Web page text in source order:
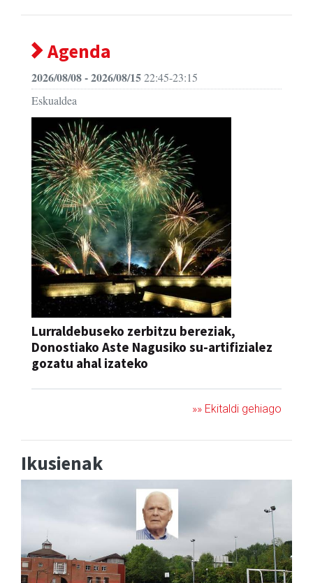
Agenda
2026/08/08 - 2026/08/1522:45-23:15
Eskualdea
Lurraldebuseko zerbitzu bereziak,
Donostiako Aste Nagusiko su-artifizialez
gozatu ahal izateko
»» Ekitaldi gehiago
Ikusienak